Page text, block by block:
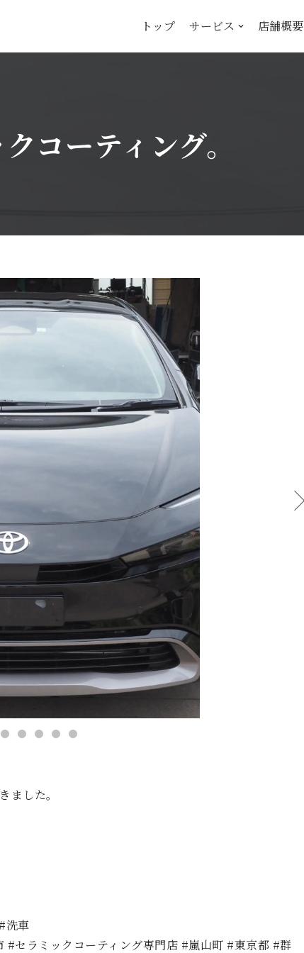
トップ サービス 店舗概要
コーティング。
ました。
洗車
セラミックコーティング専門店 #嵐山町 #東京都 #群